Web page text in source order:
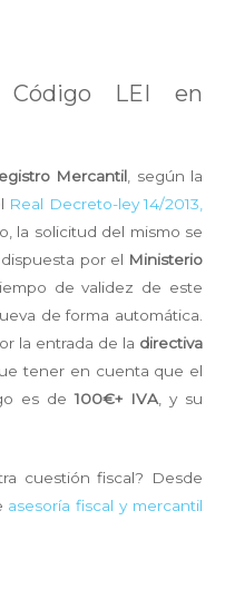
Código LEI en
Mercantil , según la
Real Decreto-ley 14/2013,
la solicitud del mismo se
dispuesta por el Ministerio
de validez de este
de forma automática.
la entrada de la directiva
tener en cuenta que el
es de100€+ IVA , y su
cuestión fiscal? Desde
asesoría fiscal y mercantil